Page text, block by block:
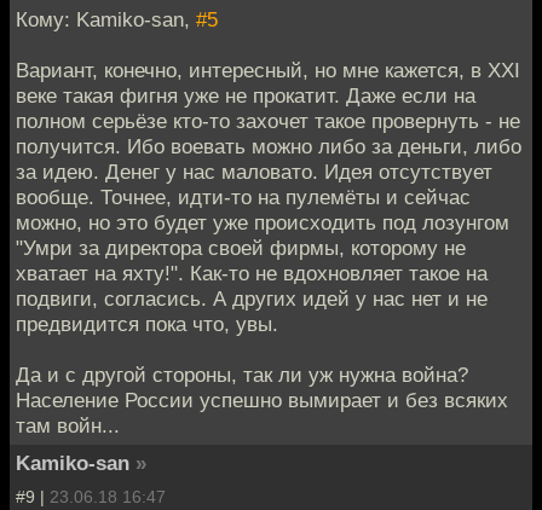
Кому: Kamiko-san, #5
Вариант, конечно, интересный, но мне кажется, в XXI
веке такая фигня уже не прокатит. Даже если на
полном серьёзе кто-то захочет такое провернуть - не
получится. Ибо воевать можно либо за деньги, либо
за идею. Денег у нас маловато. Идея отсутствует
вообще. Точнее, идти-то на пулемёты и сейчас
можно, но это будет уже происходить под лозунгом
"Умри за директора своей фирмы, которому не
хватает на яхту!". Как-то не вдохновляет такое на
подвиги, согласись. А других идей у нас нет и не
предвидится пока что, увы.
Да и с другой стороны, так ли уж нужна война?
Население России успешно вымирает и без всяких
там войн...
Kamiko-san »
#9 | 23.06.18 16:47